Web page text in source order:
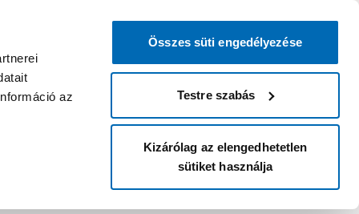
az
Összes süti engedélyezése
Testre szabás
Kizárólag az elengedhetetlen
sütiket használja
bejelentkezni?
Belépés Listáim
Áruházak és szolgáltatások